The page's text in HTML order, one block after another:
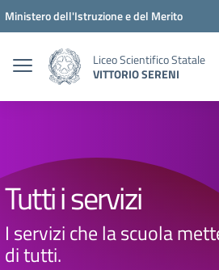
Vai ai contenuti
Vai al menu di navigazione
Vai al footer
Ministero dell'Istruzione e del Merito
Liceo Scientifico Statale
VITTORIO SERENI
Tutti i servizi
I servizi che la scuola
di tutti.